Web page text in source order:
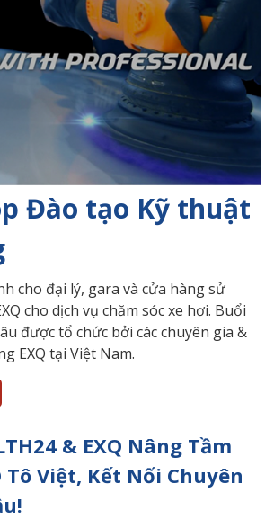
Đào tạo Kỹ thuật
cho đại lý, gara và cửa hàng sử
cho dịch vụ chăm sóc xe hơi. Buổi
được tổ chức bởi các chuyên gia &
EXQ tại Việt Nam.
& EXQ Nâng Tầm
Tô Việt, Kết Nối Chuyên